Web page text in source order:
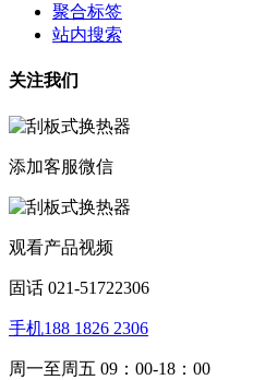
聚合标签
站内搜索
关注我们
添加客服微信
观看产品视频
固话 021-51722306
手机188 1826 2306
周一至周五 09：00-18：00